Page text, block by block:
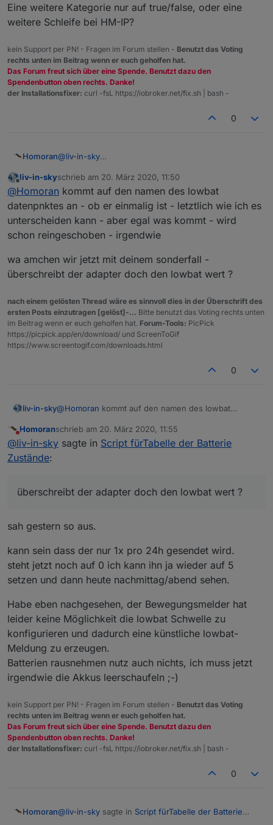
Eine weitere Kategorie nur auf true/false, oder eine
weitere Schleife bei HM-IP?
kein Support per PN! - Fragen im Forum stellen - Benutzt das Voting
rechts unten im Beitrag wenn er euch geholfen hat.
Das Forum freut sich über eine Spende. Benutzt dazu den
Spendenbutton oben rechts. Danke!
der Installationsfixer: curl -fsL https://iobroker.net/fix.sh | bash -
0
Homoran@liv-in-sky
Eine weitere Kategorie nur auf true/false, oder eine
weitere Schleife bei HM-IP?
Offline
liv-in-skyschrieb am 20. März 2020, 11:50
zuletzt editiert von
@Homoran kommt auf den namen des lowbat
datenpnktes an - ob er einmalig ist - letztlich wie ich es
unterscheiden kann - aber egal was kommt - wird
schon reingeschoben - irgendwie
wa amchen wir jetzt mit deinem sonderfall -
überschreibt der adapter doch den lowbat wert ?
nach einem gelösten Thread wäre es sinnvoll dies in der Überschrift des
ersten Posts einzutragen [gelöst]-... Bitte benutzt das Voting rechts unten
im Beitrag wenn er euch geholfen hat. Forum-Tools: PicPick
https://picpick.app/en/download/ und ScreenToGif
https://www.screentogif.com/downloads.html
0
liv-in-sky@Homoran kommt auf den namen des lowbat
es unterscheiden kann - aber egal was kommt - wird
schon reingeschoben - irgendwie
wa amchen wir jetzt mit deinem sonderfall -
überschreibt der adapter doch den lowbat wert ?
Nicht stören
Homoranschrieb am 20. März 2020, 11:55
zuletzt editiert von
@liv-in-sky sagte in Script fürTabelle der Batterie
Zustände:
überschreibt der adapter doch den lowbat wert ?
sah gestern so aus.
kann sein dass der nur 1x pro 24h gesendet wird.
steht jetzt noch auf 0 ich kann ihn ja wieder auf 5
setzen und dann heute nachmittag/abend sehen.
Habe eben nachgesehen, der Bewegungsmelder hat
leider keine Möglichkeit die lowbat Schwelle zu
konfigurieren und dadurch eine künstliche lowbat-
Meldung zu erzeugen.
Batterien rausnehmen nutz auch nichts, ich muss jetzt
irgendwie die Akkus leerschaufeln ;-)
kein Support per PN! - Fragen im Forum stellen - Benutzt das Voting
rechts unten im Beitrag wenn er euch geholfen hat.
Das Forum freut sich über eine Spende. Benutzt dazu den
Spendenbutton oben rechts. Danke!
der Installationsfixer: curl -fsL https://iobroker.net/fix.sh | bash -
0
Homoran@liv-in-sky sagte in Script fürTabelle der Batterie